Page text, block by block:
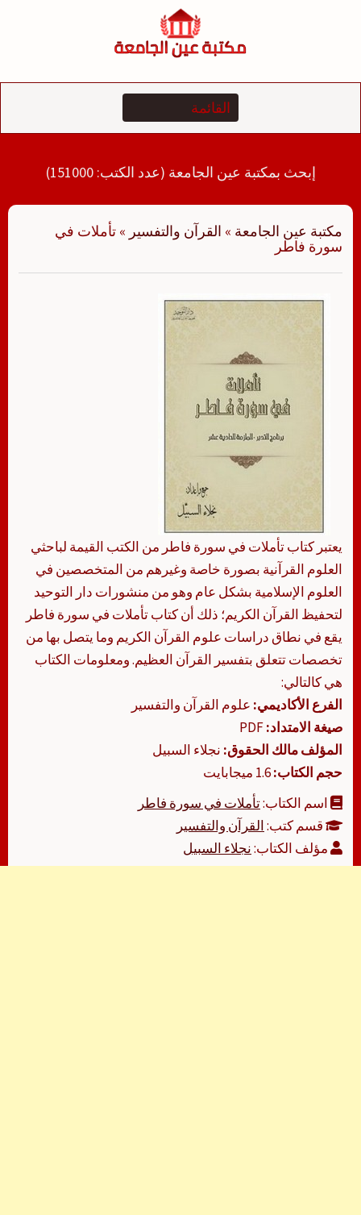
إبحث بمكتبة عين الجامعة (عدد الكتب: 151000)
مكتبة عين الجامعة » القرآن والتفسير » تأملات في
سورة فاطر
يعتبر كتاب تأملات في سورة فاطر من الكتب القيمة لباحثي
العلوم القرآنية بصورة خاصة وغيرهم من المتخصصين في
العلوم الإسلامية بشكل عام وهو من منشورات دار التوحيد
لتحفيظ القرآن الكريم؛ ذلك أن كتاب تأملات في سورة فاطر
يقع في نطاق دراسات علوم القرآن الكريم وما يتصل بها من
تخصصات تتعلق بتفسير القرآن العظيم. ومعلومات الكتاب
هي كالتالي:
الفرع الأكاديمي: علوم القرآن والتفسير
صيغة الامتداد:
المؤلف مالك الحقوق: نجلاء السبيل
حجم الكتاب:
اسم الكتاب:تأملات في سورة فاطر
قسم كتب:القرآن والتفسير
مؤلف الكتاب:نجلاء السبيل